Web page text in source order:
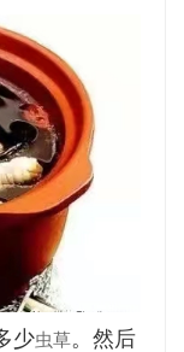
少虫草。然后